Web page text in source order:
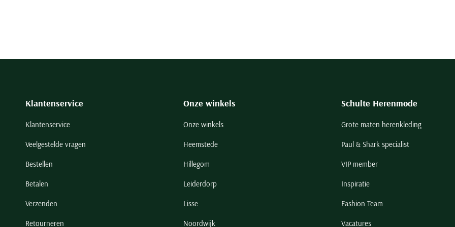
Klantenservice
Klantenservice
Veelgestelde vragen
Bestellen
Betalen
Verzenden
Retourneren
Onze winkels
Onze winkels
Heemstede
Hillegom
Leiderdorp
Lisse
Noordwijk
Schulte Herenmode
Grote maten herenkleding
Paul & Shark specialist
VIP member
Inspiratie
Fashion Team
Vacatures